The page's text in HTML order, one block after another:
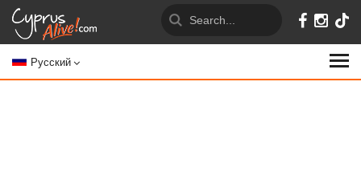
Русский